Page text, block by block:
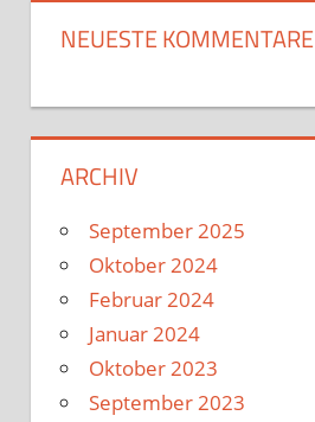
NEUESTE KOMMENTARE
ARCHIV
September 2025
Oktober 2024
Februar 2024
Januar 2024
Oktober 2023
September 2023